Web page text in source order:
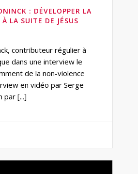
: DÉVELOPPER LA
LA SUITE DE JÉSUS
contributeur régulier à
dans une interview le
de la non-violence
en vidéo par Serge
par [...]